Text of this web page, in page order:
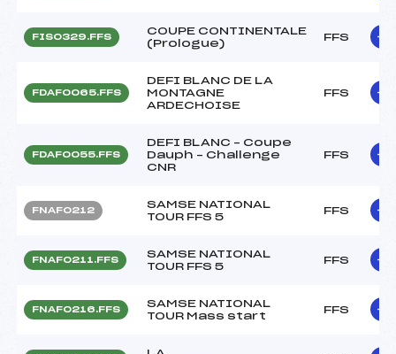
FIS0329.FFS
COUPE CONTINENTALE
(Prologue)
FFS
FDAF0065.FFS
DEFI BLANC DE LA
MONTAGNE
ARDECHOISE
FFS
FDAF0055.FFS
DEFI BLANC – Coupe
Dauph – Challenge
CNR
FFS
FNAF0212
SAMSE NATIONAL
TOUR FFS 5
FFS
FNAF0211.FFS
SAMSE NATIONAL
TOUR FFS 5
FFS
FNAF0216.FFS
SAMSE NATIONAL
TOUR Mass start
FFS